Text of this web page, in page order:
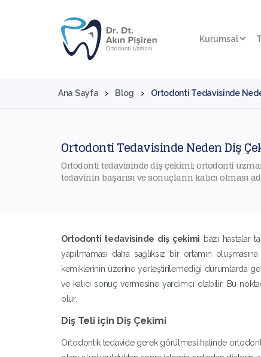
Kurumsal
Ana Sayfa > Blog > Ortodonti Tedavisinde
Ortodonti Tedavisinde Neden Diş
Ortodonti tedavisinde diş çekimi; ortodonti
tedavinin başarısı ve sonuçların kalıcı olması
Ortodonti tedavisinde diş çekimi bazı hastalar
yapılmaması daha sağlıksız bir ortamın
kemiklerinin üzerine yerleştirilemediği durumlarda
ve kalıcı sonuç vermesine yardımcı olabilir. Bu
olur.
Diş Teli için Diş Çekimi
Ortodontik tedavide gerek görülmesi halinde